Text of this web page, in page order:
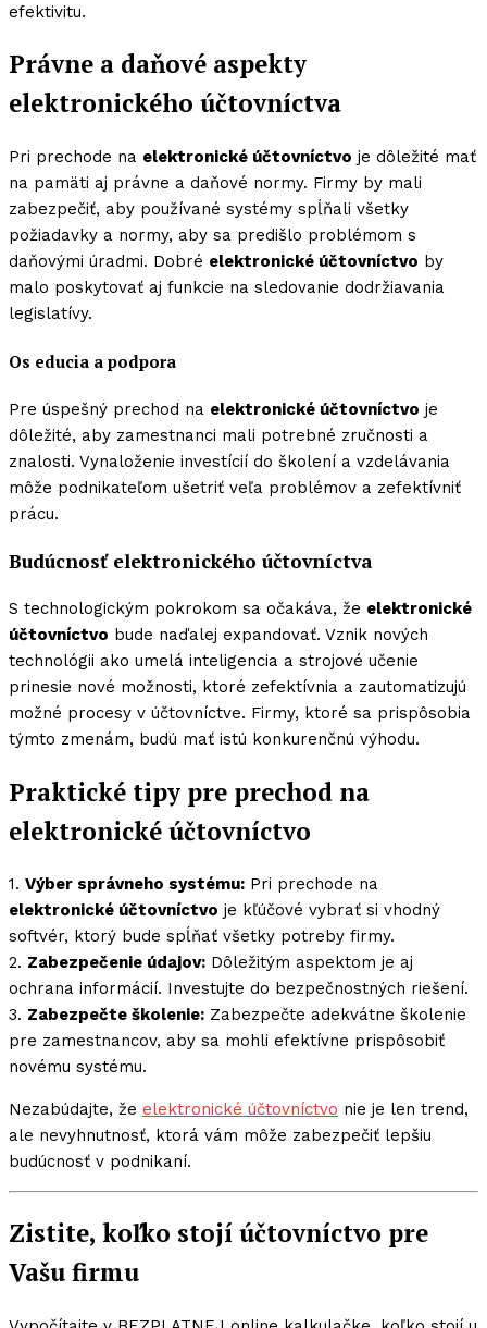
efektivitu.
Právne a daňové aspekty
elektronického účtovníctva
Pri prechode na elektronické účtovníctvo je dôležité mať
na pamäti aj právne a daňové normy. Firmy by mali
zabezpečiť, aby používané systémy spĺňali všetky
požiadavky a normy, aby sa predišlo problémom s
daňovými úradmi. Dobré elektronické účtovníctvo by
malo poskytovať aj funkcie na sledovanie dodržiavania
legislatívy.
Os educia a podpora
Pre úspešný prechod na elektronické účtovníctvo je
dôležité, aby zamestnanci mali potrebné zručnosti a
znalosti. Vynaloženie investícií do školení a vzdelávania
môže podnikateľom ušetriť veľa problémov a zefektívniť
prácu.
Budúcnosť elektronického účtovníctva
S technologickým pokrokom sa očakáva, že elektronické
účtovníctvo bude naďalej expandovať. Vznik nových
technológii ako umelá inteligencia a strojové učenie
prinesie nové možnosti, ktoré zefektívnia a zautomatizujú
možné procesy v účtovníctve. Firmy, ktoré sa prispôsobia
týmto zmenám, budú mať istú konkurenčnú výhodu.
Praktické tipy pre prechod na
elektronické účtovníctvo
1. Výber správneho systému: Pri prechode na
elektronické účtovníctvo je kľúčové vybrať si vhodný
softvér, ktorý bude spĺňať všetky potreby firmy.
2. Zabezpečenie údajov: Dôležitým aspektom je aj
ochrana informácií. Investujte do bezpečnostných riešení.
3. Zabezpečte školenie: Zabezpečte adekvátne školenie
pre zamestnancov, aby sa mohli efektívne prispôsobiť
novému systému.
Nezabúdajte, že elektronické účtovníctvo nie je len trend,
ale nevyhnutnosť, ktorá vám môže zabezpečiť lepšiu
budúcnosť v podnikaní.
Zistite, koľko stojí účtovníctvo pre
Vašu firmu